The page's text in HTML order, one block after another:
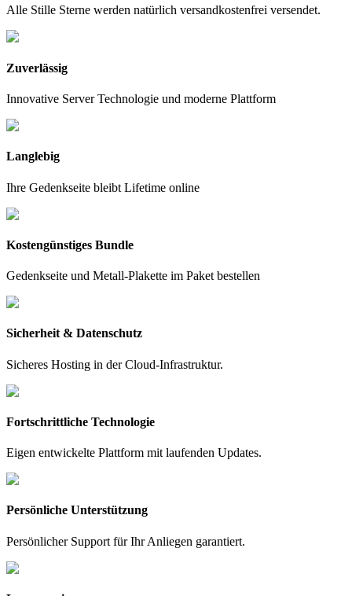
Alle Stille Sterne werden natürlich versandkostenfrei versendet.
Zuverlässig
Innovative Server Technologie und moderne Plattform
Langlebig
Ihre Gedenkseite bleibt Lifetime online
Kostengünstiges Bundle
Gedenkseite und Metall-Plakette im Paket bestellen
Sicherheit & Datenschutz
Sicheres Hosting in der Cloud-Infrastruktur.
Fortschrittliche Technologie
Eigen entwickelte Plattform mit laufenden Updates.
Persönliche Unterstützung
Persönlicher Support für Ihr Anliegen garantiert.